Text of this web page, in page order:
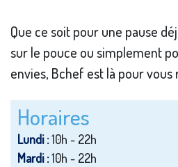
Que ce soit pour une pause
sur le pouce ou simplement
envies, Bchef est là pour vous
Horaires
Lundi :10h - 22h
Mardi :10h - 22h